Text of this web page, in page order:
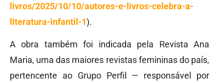
livros/2025/10/10/autores-e-livros-celebra-a-
literatura-infantil-1).
A obra também foi indicada pela Revista Ana
Maria, uma das maiores revistas femininas do país,
pertencente ao Grupo Perfil — responsável por